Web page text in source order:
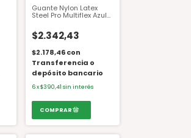
Guante Nylon Latex
Steel Pro Multiflex Azul
$2.342,43
$2.178,46con
Transferencia o
depósito bancario
6x$390,41 sin interés